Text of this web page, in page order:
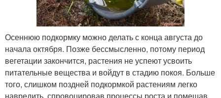
Осеннюю подкормку можно делать с конца августа до
начала октября. Позже бессмысленно, потому период
вегетации закончится, растения не успеют усвоить
питательные вещества и войдут в стадию покоя. Больше
того, слишком поздней подкормкой растениям легко